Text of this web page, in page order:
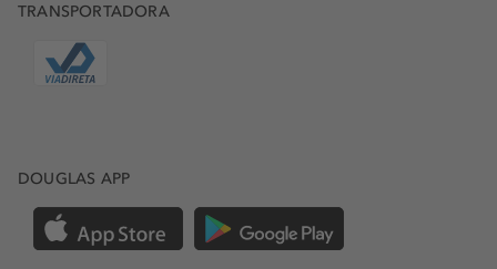
TRANSPORTADORA
DOUGLAS APP